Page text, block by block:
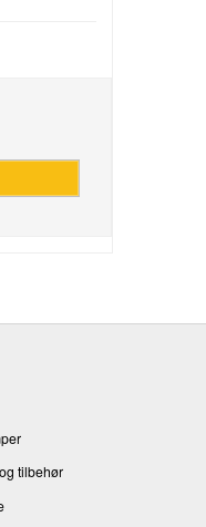
tilbehør